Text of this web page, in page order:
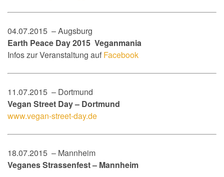
04.07.2015 – Augsburg
Earth Peace Day 2015 Veganmania
Infos zur Veranstaltung auf Facebook
11.07.2015 – Dortmund
Vegan Street Day – Dortmund
www.vegan-street-day.de
18.07.2015 – Mannheim
Veganes Strassenfest – Mannheim